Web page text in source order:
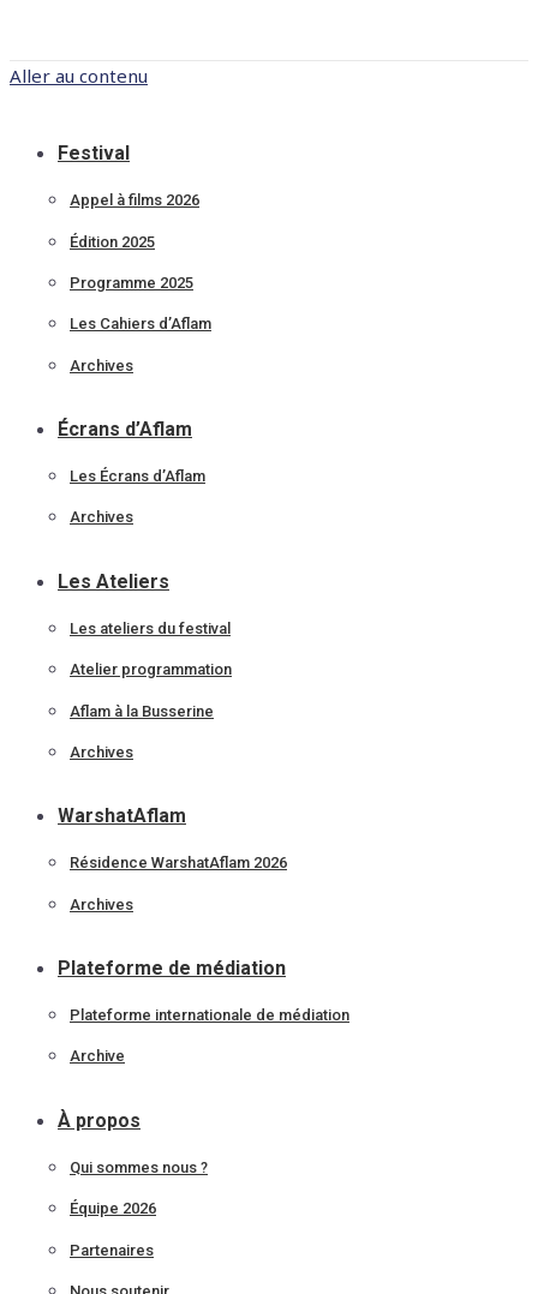
Aller au contenu
Festival
Appel à films 2026
Édition 2025
Programme 2025
Les Cahiers d’Aflam
Archives
Écrans d’Aflam
Les Écrans d’Aflam
Archives
Les Ateliers
Les ateliers du festival
Atelier programmation
Aflam à la Busserine
Archives
WarshatAflam
Résidence WarshatAflam 2026
Archives
Plateforme de médiation
Plateforme internationale de médiation
Archive
À propos
Qui sommes nous ?
Équipe 2026
Partenaires